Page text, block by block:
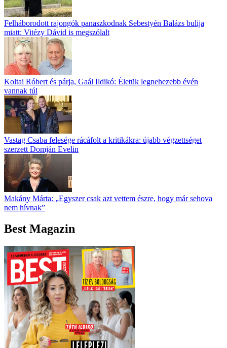
Felháborodott rajongók panaszkodnak Sebestyén Balázs bulija
miatt: Vitézy Dávid is megszólalt
Koltai Róbert és párja, Gaál Ildikó: Életük legnehezebb évén
vannak túl
Vastag Csaba felesége rácáfolt a kritikákra: újabb végzettséget
szerzett Domján Evelin
Makány Márta: „Egyszer csak azt vettem észre, hogy már sehova
nem hívnak”
Best Magazin